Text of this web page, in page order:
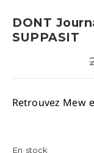
DONT
SUPPASIT
Retrouvez Mew
En stock